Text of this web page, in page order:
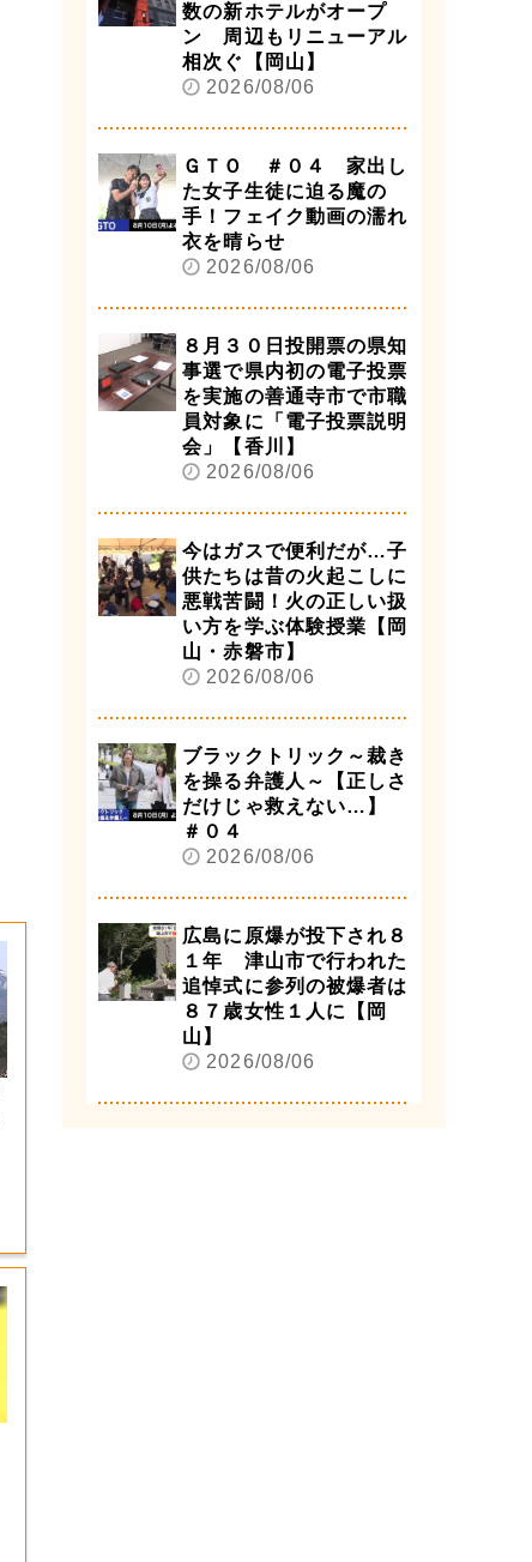
数の新ホテルがオープ
ン 周辺もリニューアル
相次ぐ【岡山】
2026/08/06
ＧＴＯ ＃０４ 家出し
た女子生徒に迫る魔の
手！フェイク動画の濡れ
衣を晴らせ
2026/08/06
８月３０日投開票の県知
事選で県内初の電子投票
を実施の善通寺市で市職
員対象に「電子投票説明
会」【香川】
2026/08/06
今はガスで便利だが…子
供たちは昔の火起こしに
悪戦苦闘！火の正しい扱
い方を学ぶ体験授業【岡
山・赤磐市】
2026/08/06
ブラックトリック～裁き
を操る弁護人～【正しさ
だけじゃ救えない…】
＃０４
2026/08/06
広島に原爆が投下され８
１年 津山市で行われた
追悼式に参列の被爆者は
８７歳女性１人に【岡
山】
2026/08/06